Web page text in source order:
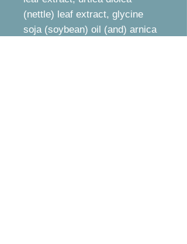
(nettle) leaf extract, glycine
soja (soybean) oil (and) arnica